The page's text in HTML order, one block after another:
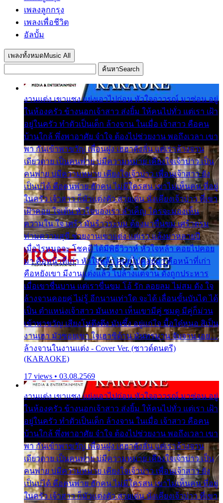
เพลงลูกกรุง
เพลงเพื่อชีวิต
อัลบั้ม
เพลงทั้งหมด Music All
ค้นหาSearch
งานแต่ง เขาแซง แย่งเอาไปก่อน หัวใจอาวรณ์ มาซ่อน อยู่
ในห้องครัว ข้างนอกเจ้าสาว ส่งยิ้ม ให้คนไปทั่ว แต่เรา เฝ้า
อยู่ในครัว ทำตัวเป็นเด็ก ล้างจาน ในเมื่อ เจ้าสาว คือคน
บ้านใกล้ พึ่งพาอาศัย จำใจ ต้องไปช่วยงาน พอถึงเวลา เขา
พา กันเข้าพาขวัญ เพื่อนฝูง เฮฮาดังลั่น แต่เราล้างจาน
เดียวดาย เป็นคนพ่าย บ่มีความหมาย เคียงใจเจ้าบ่าว เป็น
คนพ่าย บ่มีความหมาย เคียงใจเจ้าบ่าว เพื่อนเจ้าสาว ยัง
เป็นบ่ได้ คือคนพ่าย ฮักคน ไม่มีใครสน เขาไม่เห็นคน ที่อยู่
ในครัว เจ้าสาว ก็มัวแต่งตัว สวยเด่น นั่งเคียงเจ้าบ่าว ที่เขา
เฝ้าคอย ใจเต้น หัวใจของเรา ลำเค็ญ ใครจะมองเห็น
ความใน ใจ เศร้า มันร้าวระบม ต้องมาขื่นขม เศร้าตรม
ท่ามความสุขี ช่วยงานเขาแต่ง แต่เรา แล้งมาหลายปี
เมื่อไรหนอจะ โชคดี ได้มีพิธีวิวาห์ หัวใจหล้า คอยไปคอย
มา คือหน้าที่เก่า หัวใจหล้า คอยไปคอยมา คือหน้าที่เก่า
คือหยังเขา มีงานแต่งแล้ว ไปล้างแต่จาน ดั่งถูกประหาร
เมื่อเขาชื่นบาน แต่เราขื่นขม โอ้ รัก ลอยลม ไม่สม ดัง ใจ
ล้างจานคอยคู่ ไม่รู้ อีกนานเท่าใด จะได้ เลื่อนขั้นบันได ได้
เป็น ตำแหน่งเจ้าสาว มันเหงา เห็นเขามีคู่ ซมดู มีคู่ก็ม่วน
เข้าพาขวัญ เสียงโห่ตึงตึง มันซึ้ง อยู่แก่ใจ มื้อใด๋หนอ สิเป็น
งานเฮา มัวซอยเขา ใจเฮาซิด้าน มันทรมาน จับจาน เอย…
ล้างจานในงานแต่ง - Cover Ver. (ซาวด์ดนตรี)
(KARAOKE)
17 views • 03.08.2569
งานแต่ง เขาแซง แย่งเอาไปก่อน หัวใจอาวรณ์ มาซ่อน อยู่
ในห้องครัว ข้างนอกเจ้าสาว ส่งยิ้ม ให้คนไปทั่ว แต่เรา เฝ้า
อยู่ในครัว ทำตัวเป็นเด็ก ล้างจาน ในเมื่อ เจ้าสาว คือคน
บ้านใกล้ พึ่งพาอาศัย จำใจ ต้องไปช่วยงาน พอถึงเวลา เขา
พา กันเข้าพาขวัญ เพื่อนฝูง เฮฮาดังลั่น แต่เราล้างจาน
เดียวดาย เป็นคนพ่าย บ่มีความหมาย เคียงใจเจ้าบ่าว เป็น
คนพ่าย บ่มีความหมาย เคียงใจเจ้าบ่าว เพื่อนเจ้าสาว ยัง
เป็นบ่ได้ คือคนพ่าย ฮักคน ไม่มีใครสน เขาไม่เห็นคน ที่อยู่
ในครัว เจ้าสาว ก็มัวแต่งตัว สวยเด่น นั่งเคียงเจ้าบ่าว ที่เขา